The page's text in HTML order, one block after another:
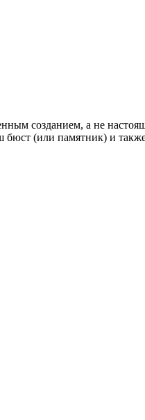
созданием, а не
бюст (или памятник) и